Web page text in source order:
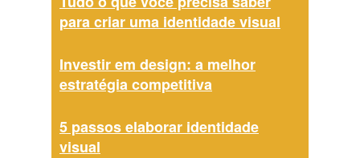
para criar uma identidade visual
Investir em design: a melhor
estratégia competitiva
5 passos elaborar identidade
visual